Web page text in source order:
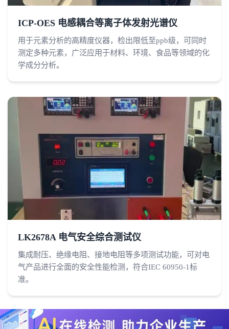
ICP-OES 电感耦合等离子体发射光谱仪
用于元素分析的高精度仪器，检出限低至ppb级，可同时
测定多种元素，广泛应用于材料、环境、食品等领域的化
学成分分析。
LK2678A 电气安全综合测试仪
集成耐压、绝缘电阻、接地电阻等多项测试功能，可对电
气产品进行全面的安全性能检测，符合IEC 60950-1标
准。